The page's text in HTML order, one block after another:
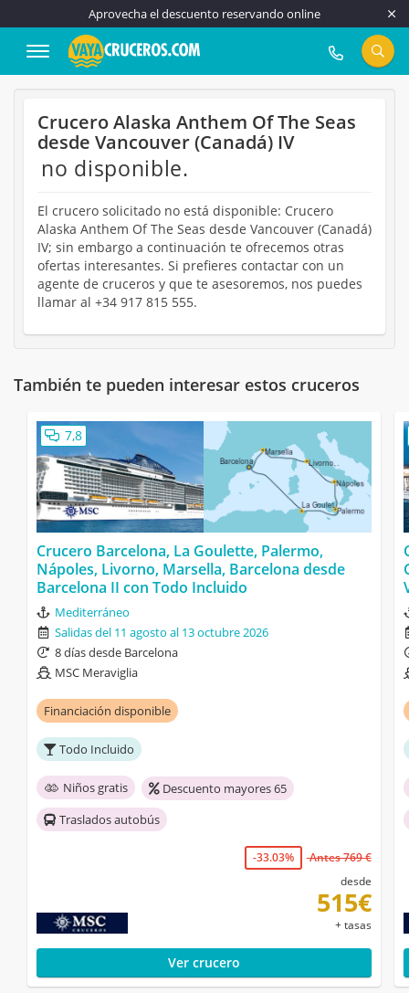
Aprovecha el descuento reservando online
917 815 555
Crucero Alaska Anthem Of The Seas
desde Vancouver (Canadá) IV
no disponible.
El crucero solicitado no está disponible: Crucero
Alaska Anthem Of The Seas desde Vancouver (Canadá)
IV; sin embargo a continuación te ofrecemos otras
ofertas interesantes. Si prefieres contactar con un
agente de cruceros y que te asesoremos, nos puedes
llamar al +34 917 815 555.
También te pueden interesar estos cruceros
7,8
Crucero Barcelona, La Goulette, Palermo,
Nápoles, Livorno, Marsella, Barcelona desde
Barcelona II con Todo Incluido
Mediterráneo
Salidas del 11 agosto al 13 octubre 2026
8 días desde Barcelona
MSC Meraviglia
Financiación disponible
Todo Incluido
Niños gratis
Descuento mayores 65
Traslados autobús
-33.03%
Antes 769 €
desde
515€
+ tasas
Ver crucero